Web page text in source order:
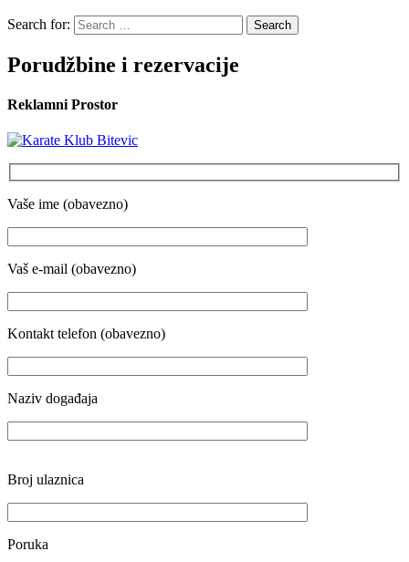
Search for:
Porudžbine i rezervacije
Reklamni Prostor
Vaše ime (obavezno)
Vaš e-mail (obavezno)
Kontakt telefon (obavezno)
Naziv događaja
Broj ulaznica
Poruka